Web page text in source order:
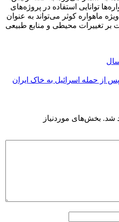
توانایی استفاده در پروژه‌های
ماهواره کوثر می‌تواند به عنوان
بر تغییرات محیطی و منابع طبیعی
از حمله اسرائیل به خاک ایران
شد. بخش‌های موردنیاز